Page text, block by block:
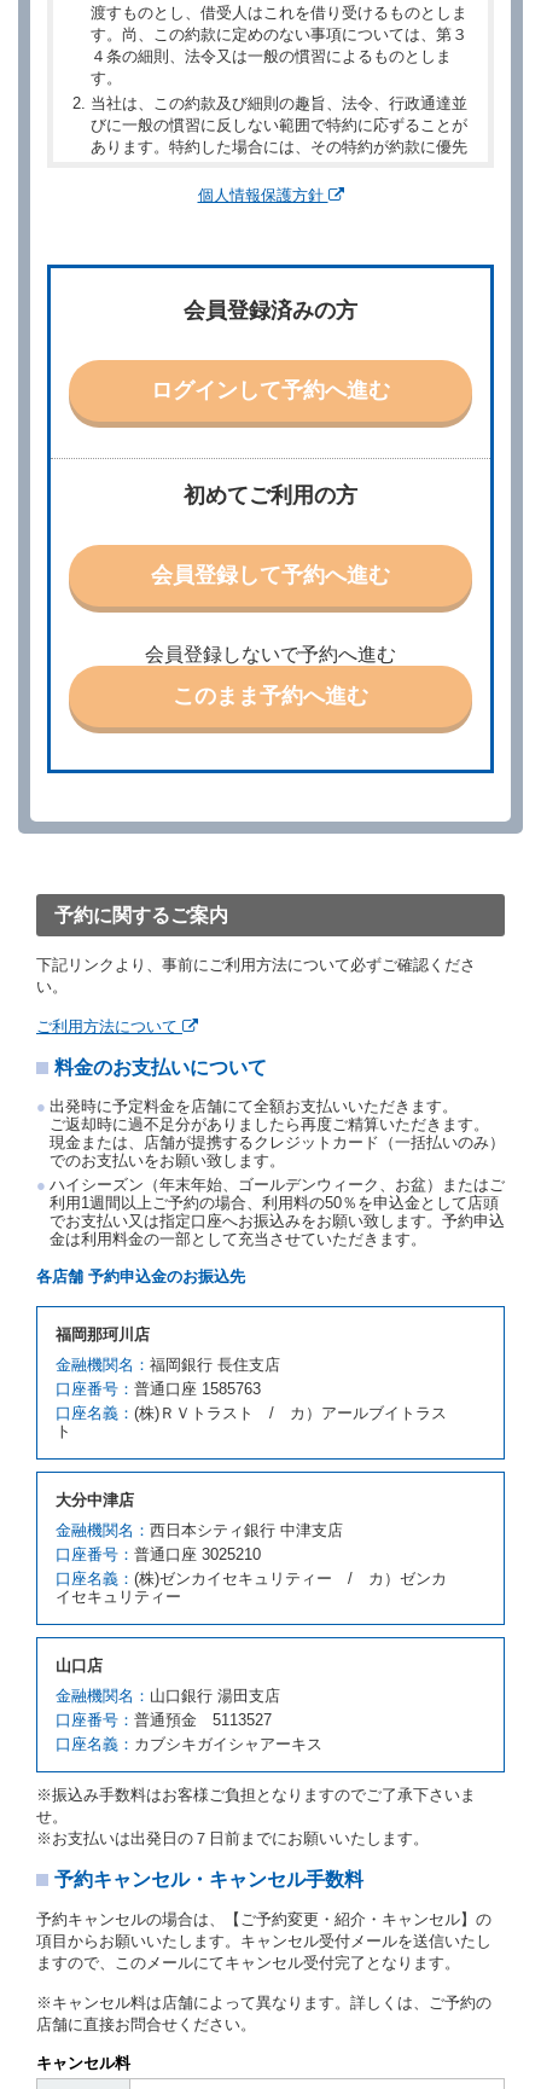
渡すものとし、借受人はこれを借り受けるものとしま
す。尚、この約款に定めのない事項については、第３
４条の細則、法令又は一般の慣習によるものとしま
す。
当社は、この約款及び細則の趣旨、法令、行政通達並
びに一般の慣習に反しない範囲で特約に応ずることが
あります。特約した場合には、その特約が約款に優先
別に定める料金表等に同意のうえ、別に定める方法に
他の借受条件（以下「借受条件」といいます。）を明
示して予約の申込みを行うことができます。なお、当
社は、電話連絡並びに電子メールによる予約に応じま
責任を負わないものとします。
当社は、借受人から予約の申込みがあったときは、原
則として、当社の保有するレンタカーの範囲内で予約
特に認める場合を除き、別に定める予約申込金を支払
うものとします。
第３条（予約の変更）
ときは、あらかじめ当社の承諾を受けなければならな
いものとします。
第４条（予約の取消し等）
ができます。
を１時間以上経過してもレンタカー貸渡契約（以下
約取消手数料を当社に支払うものとし、当社は、この
予約取消手数料の支払いがあったときは、受領済の予
約申込金を借受人に返還するものとします。
当社の都合により、予約が取り消されたとき、又は貸
約申込金を返還するものとします。
若しくは当社のいずれの責にもよらない事由により貸
たものとします。この場合、当社は受領済の予約申込
金を返還するものとします。
第５条（代替レンタカー）
当社は、借受人から予約のあった車種クラスのレンタ
カーを貸し渡すことができないときは、予約と異なる
車種クラスのレンタカー（以下「代替レンタカー」と
いいます。）の貸渡しを申し入れることができるもの
とします。
借受人が前項の申入れを承諾したときは、当社は車種
クラスを除き予約時と同一の借受条件でレンタカー提
携先の代替レンタカーを貸し渡すものとします。な
お、代替レンタカーの貸渡料金が予約された車種クラ
スの貸渡料金より高くなるときは、予約した車種クラ
スの貸渡料金によるものとし、予約された車種クラス
の車種クラスの貸渡料金によるものとします。
借受人は、第１項の代替レンタカーの貸渡しの申入れ
を拒絶し、予約を取り消すことができるものとしま
す。
前項の場合、第１項の貸渡しをすることができない原
因が、当社の責に帰する事由によるときには第４条第
４項の予約の取消しとして取り扱い、当社は受領済の
予約申込金を返還するものとします。
原因が、当社の責に帰さない事由による時には第４条
第５項の予約の取消しとして取り扱い、当社は受領済
の予約申込金を返還するものとします。
第６条（免責）
が締結されなかったことについて、第４条及び第５条
とします。
第３章／貸 渡 し
第７条（貸渡契約の締結）
借受人は第２条第１項に定める借受条件を明示し、当
貸渡契約を締結するものとします。ただし、貸し渡す
ことができるレンタカーがない場合又は借受人若しく
は運転者が第８条第１項若しくは第２項各号のいずれ
かに該当する場合を除きます。
個人情報保護方針
初めてご利用の方
会員登録して予約へ進む
会員登録しないで予約へ進む
このまま予約へ進む
会員登録済みの方
ログインして予約へ進む
予約に関するご案内
下記リンクより、事前にご利用方法について必ずご確認くださ
い。
ご利用方法について
料金のお支払いについて
出発時に予定料金を店舗にて全額お支払いいただきます。
ご返却時に過不足分がありましたら再度ご精算いただきます。
現金または、店舗が提携するクレジットカード（一括払いのみ）
でのお支払いをお願い致します。
ハイシーズン（年末年始、ゴールデンウィーク、お盆）またはご
利用1週間以上ご予約の場合、利用料の50％を申込金として店頭
でお支払い又は指定口座へお振込みをお願い致します。予約申込
金は利用料金の一部として充当させていただきます。
各店舗 予約申込金のお振込先
福岡那珂川店
金融機関名： 福岡銀行 長住支店
口座番号： 普通口座 1585763
口座名義： (株)ＲＶトラスト / カ）アールブイトラス
ト
大分中津店
金融機関名： 西日本シティ銀行 中津支店
口座番号： 普通口座 3025210
口座名義： (株)ゼンカイセキュリティー / カ）ゼンカ
イセキュリティー
山口店
金融機関名： 山口銀行 湯田支店
口座番号： 普通預金 5113527
口座名義： カブシキガイシャアーキス
※振込み手数料はお客様ご負担となりますのでご了承下さいま
せ。
※お支払いは出発日の７日前までにお願いいたします。
予約キャンセル・キャンセル手数料
予約キャンセルの場合は、【ご予約変更・紹介・キャンセル】の
項目からお願いいたします。キャンセル受付メールを送信いたし
ますので、このメールにてキャンセル受付完了となります。
※キャンセル料は店舗によって異なります。詳しくは、ご予約の
店舗に直接お問合せください。
キャンセル料